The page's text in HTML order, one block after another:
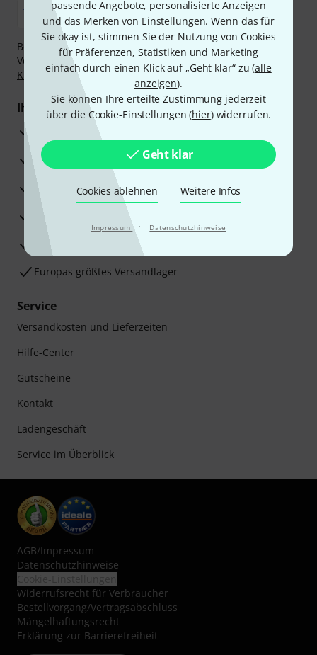
passende Angebote, personalisierte Anzeigen
und das Merken von Einstellungen. Wenn das für
Sie okay ist, stimmen Sie der Nutzung von Cookies
für Präferenzen, Statistiken und Marketing
einfach durch einen Klick auf „Geht klar“ zu (alle
anzeigen).
Sie können Ihre erteilte Zustimmung jederzeit
über die Cookie-Einstellungen (hier) widerrufen.
Geht klar
Cookies ablehnen Weitere Infos
Impressum · Datenschutzhinweise
Bezahlen Sie vertraulich und sicher per Nachnahme,
Vorkasse, PayPal, Amazon Pay,Klarna Sofort bezahlen
Klarna Ratenzahlungoder Kreditkarte.
Ihre Vorteile
3 Jahre Thomann Garantie
30 Tage Money-Back-Garantie
Reparaturservice
Beratung durch Fachexperten
Zufriedenheitsgarantie
Europas größtes Versandlager
Service
Versandkosten und Lieferzeiten
Hilfe-Center
Gutscheine
Kontakt
Ladengeschäft
Service im Überblick
AGB/Impressum
Datenschutzhinweise
Widerrufsrecht für Verbraucher
Bestellvorgang/Vertragsabschluss
Mängelhaftungsrecht
Erklärung zur Barrierefreiheit